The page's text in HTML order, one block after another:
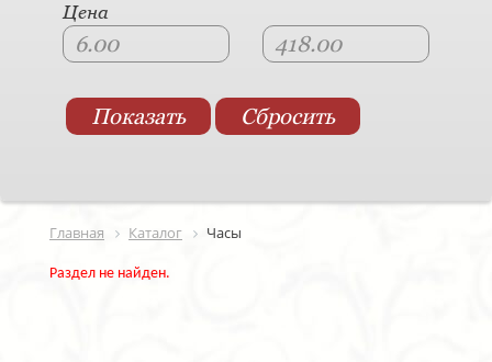
Цена
Главная Каталог Часы
Раздел не найден.